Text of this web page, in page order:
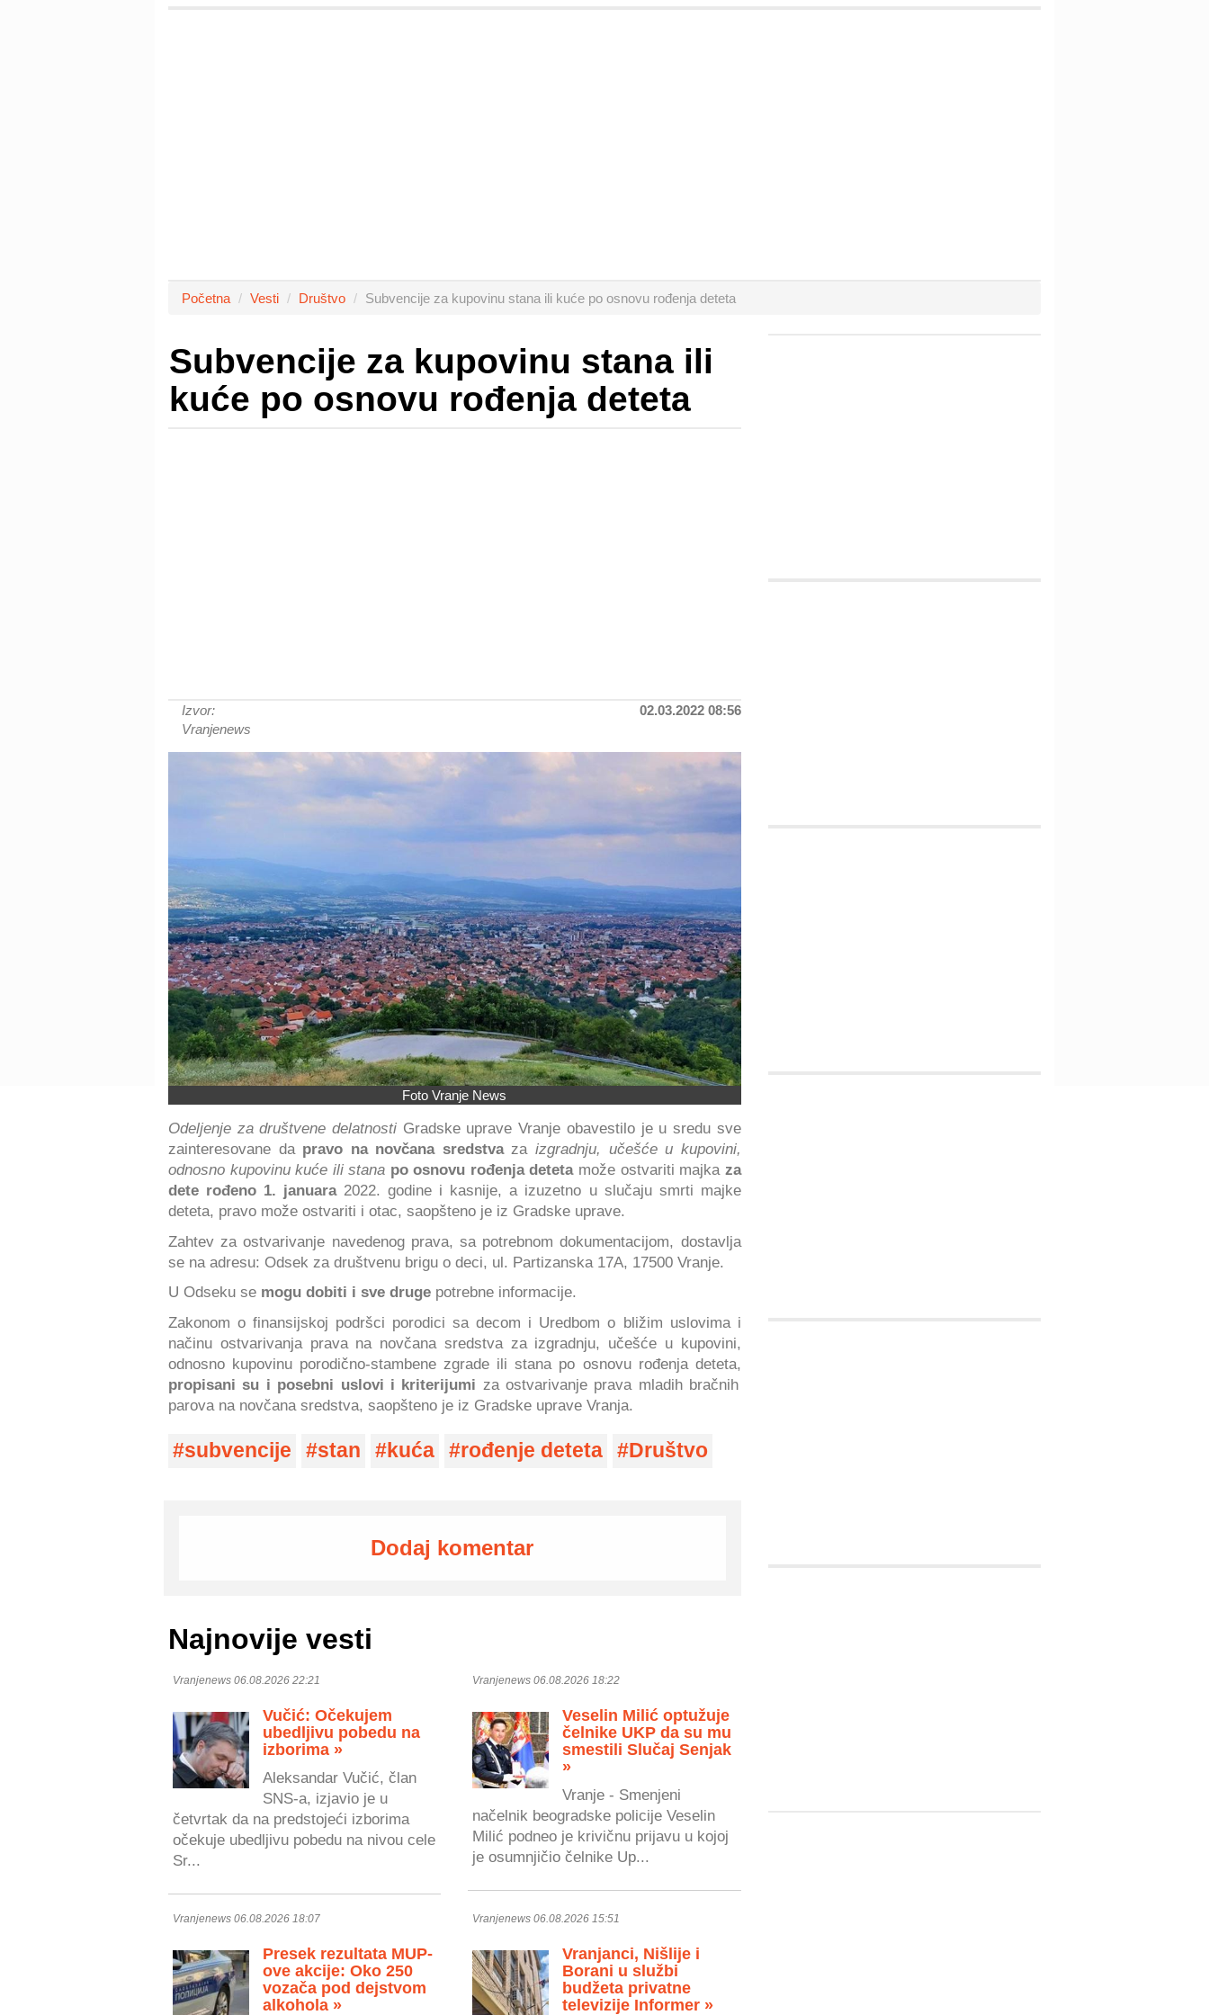
Početna Vesti Društvo Subvencije za kupovinu stana ili kuće po osnovu rođenja deteta
Subvencije za kupovinu stana ili
kuće po osnovu rođenja deteta
Izvor:
Vranjenews
02.03.2022 08:56
Foto Vranje News
Odeljenje za društvene delatnosti Gradske uprave Vranje obavestilo je u sredu sve
zainteresovane dapravo na novčana sredstvaza izgradnju, učešće u kupovini,
odnosno kupovinu kuće ili stana po osnovu rođenja deteta može ostvariti majka za
dete rođeno 1. januara2022. godine i kasnije, a izuzetno u slučaju smrti majke
deteta, pravo može ostvariti i otac, saopšteno je iz Gradske uprave.
Zahtev za ostvarivanje navedenog prava, sa potrebnom dokumentacijom, dostavlja
se na adresu: Odsek za društvenu brigu o deci, ul. Partizanska 17A, 17500 Vranje.
U Odseku se mogu dobiti i sve druge potrebne informacije.
Zakonom o finansijskoj podršci porodici sa decom i Uredbom o bližim uslovima i
načinu ostvarivanja prava na novčana sredstva za izgradnju, učešće u kupovini,
odnosno kupovinu porodično-stambene zgrade ili stana po osnovu rođenja deteta,
propisani su i posebni uslovi i kriterijumi za ostvarivanje prava mladih bračnih
parova na novčana sredstva, saopšteno je iz Gradske uprave Vranja.
subvencije stan kuća rođenje deteta Društvo
Dodaj komentar
Najnovije vesti
Vranjenews 06.08.2026 22:21
Vučić: Očekujem
ubedljivu pobedu na
izborima »
Aleksandar Vučić, član
SNS-a, izjavio je u
četvrtak da na predstojeći izborima
očekuje ubedljivu pobedu na nivou cele
Sr...
Vranjenews 06.08.2026 18:22
Veselin Milić optužuje
čelnike UKP da su mu
smestili Slučaj Senjak
»
Vranje - Smenjeni
načelnik beogradske policije Veselin
Milić podneo je krivičnu prijavu u kojoj
je osumnjičio čelnike Up...
Vranjenews 06.08.2026 18:07
Presek rezultata MUP-
ove akcije: Oko 250
vozača pod dejstvom
alkohola »
Vranjenews 06.08.2026 15:51
Vranjanci, Nišlije i
Borani u službi
budžeta privatne
televizije Informer »